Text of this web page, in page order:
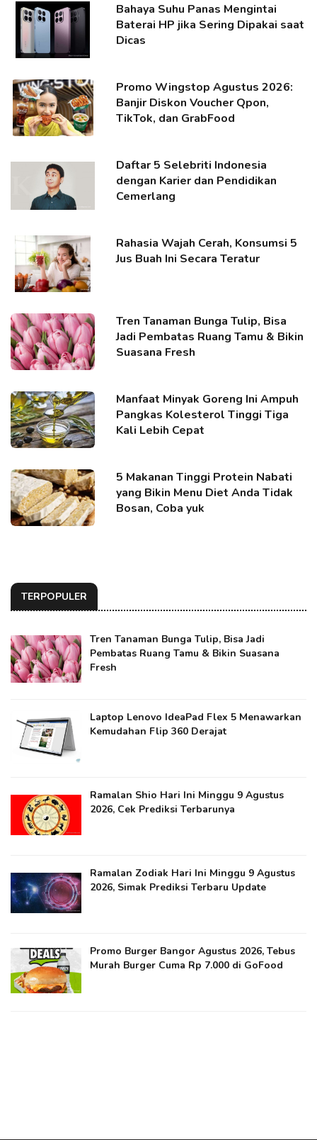
Bahaya Suhu Panas Mengintai
Baterai HP jika Sering Dipakai saat
Dicas
Promo Wingstop Agustus 2026:
Banjir Diskon Voucher Qpon,
TikTok, dan GrabFood
Daftar 5 Selebriti Indonesia
dengan Karier dan Pendidikan
Cemerlang
Rahasia Wajah Cerah, Konsumsi 5
Jus Buah Ini Secara Teratur
Tren Tanaman Bunga Tulip, Bisa
Jadi Pembatas Ruang Tamu & Bikin
Suasana Fresh
Manfaat Minyak Goreng Ini Ampuh
Pangkas Kolesterol Tinggi Tiga
Kali Lebih Cepat
5 Makanan Tinggi Protein Nabati
yang Bikin Menu Diet Anda Tidak
Bosan, Coba yuk
TERPOPULER
Tren Tanaman Bunga Tulip, Bisa Jadi
Pembatas Ruang Tamu & Bikin Suasana
Fresh
Laptop Lenovo IdeaPad Flex 5 Menawarkan
Kemudahan Flip 360 Derajat
Ramalan Shio Hari Ini Minggu 9 Agustus
2026, Cek Prediksi Terbarunya
Ramalan Zodiak Hari Ini Minggu 9 Agustus
2026, Simak Prediksi Terbaru Update
Promo Burger Bangor Agustus 2026, Tebus
Murah Burger Cuma Rp 7.000 di GoFood